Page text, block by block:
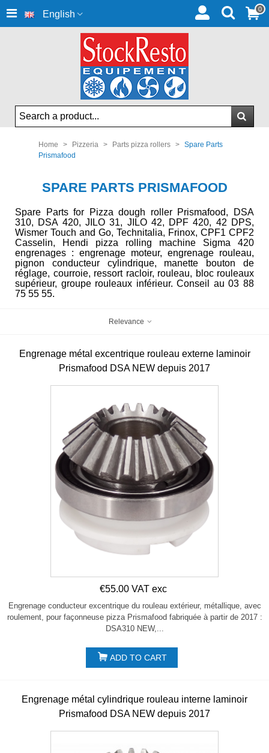
English 0
Home > Pizzeria > Parts pizza rollers > Spare Parts
Prismafood
SPARE PARTS PRISMAFOOD
Spare Parts for Pizza dough roller Prismafood, DSA
310, DSA 420, JILO 31, JILO 42, DPF 420, 42 DPS,
Wismer Touch and Go, Technitalia, Frinox, CPF1 CPF2
Casselin, Hendi pizza rolling machine Sigma 420
engrenages : engrenage moteur, engrenage rouleau,
pignon conducteur cylindrique, manette bouton de
réglage, courroie, ressort racloir, rouleau, bloc rouleaux
supérieur, groupe rouleaux inférieur. Conseil au 03 88
75 55 55.
Relevance
Engrenage métal excentrique rouleau externe laminoir
Prismafood DSA NEW depuis 2017
€55.00 VAT exc
Engrenage conducteur excentrique du rouleau extérieur, métallique, avec
roulement, pour façonneuse pizza Prismafood fabriquée à partir de 2017 :
DSA310 NEW,...
ADD TO CART
Engrenage métal cylindrique rouleau interne laminoir
Prismafood DSA NEW depuis 2017